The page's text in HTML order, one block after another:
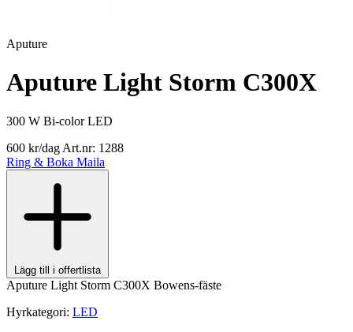
Aputure
Aputure Light Storm C300X
300 W Bi-color LED
600 kr/dag Art.nr: 1288
Ring & Boka Maila
Lägg till i offertlista
Aputure Light Storm C300X Bowens-fäste
Hyrkategori: LED